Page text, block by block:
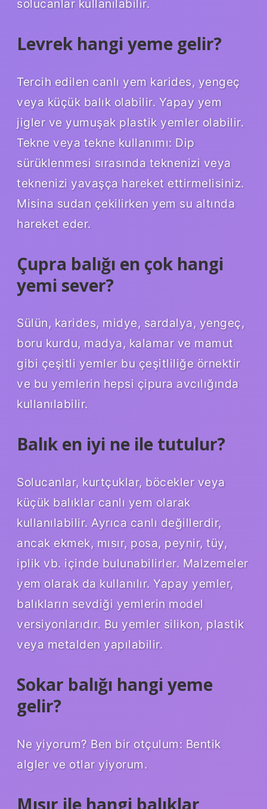
solucanlar kullanılabilir.
Levrek hangi yeme gelir?
Tercih edilen canlı yem karides, yengeç
veya küçük balık olabilir. Yapay yem
jigler ve yumuşak plastik yemler olabilir.
Tekne veya tekne kullanımı: Dip
sürüklenmesi sırasında teknenizi veya
teknenizi yavaşça hareket ettirmelisiniz.
Misina sudan çekilirken yem su altında
hareket eder.
Çupra balığı en çok hangi
yemi sever?
Sülün, karides, midye, sardalya, yengeç,
boru kurdu, madya, kalamar ve mamut
gibi çeşitli yemler bu çeşitliliğe örnektir
ve bu yemlerin hepsi çipura avcılığında
kullanılabilir.
Balık en iyi ne ile tutulur?
Solucanlar, kurtçuklar, böcekler veya
küçük balıklar canlı yem olarak
kullanılabilir. Ayrıca canlı değillerdir,
ancak ekmek, mısır, posa, peynir, tüy,
iplik vb. içinde bulunabilirler. Malzemeler
yem olarak da kullanılır. Yapay yemler,
balıkların sevdiği yemlerin model
versiyonlarıdır. Bu yemler silikon, plastik
veya metalden yapılabilir.
Sokar balığı hangi yeme
gelir?
Ne yiyorum? Ben bir otçulum: Bentik
algler ve otlar yiyorum.
Mısır ile hangi balıklar